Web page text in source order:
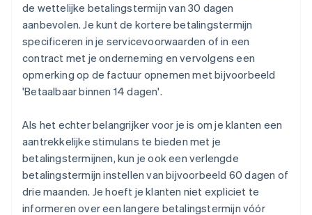
de wettelijke betalingstermijn van 30 dagen
aanbevolen. Je kunt de kortere betalingstermijn
specificeren in je servicevoorwaarden of in een
contract met je onderneming en vervolgens een
opmerking op de factuur opnemen met bijvoorbeeld
'Betaalbaar binnen 14 dagen'.
Als het echter belangrijker voor je is om je klanten een
aantrekkelijke stimulans te bieden met je
betalingstermijnen, kun je ook een verlengde
betalingstermijn instellen van bijvoorbeeld 60 dagen of
drie maanden. Je hoeft je klanten niet expliciet te
informeren over een langere betalingstermijn vóór